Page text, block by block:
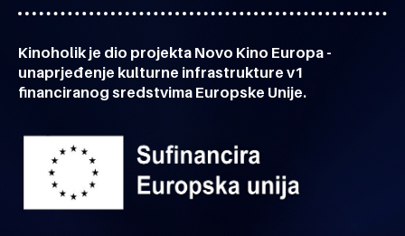
Kinoholik je dio projekta Novo Kino Europa -
unaprjeđenje kulturne infrastrukture v1
financiranog sredstvima Europske Unije.